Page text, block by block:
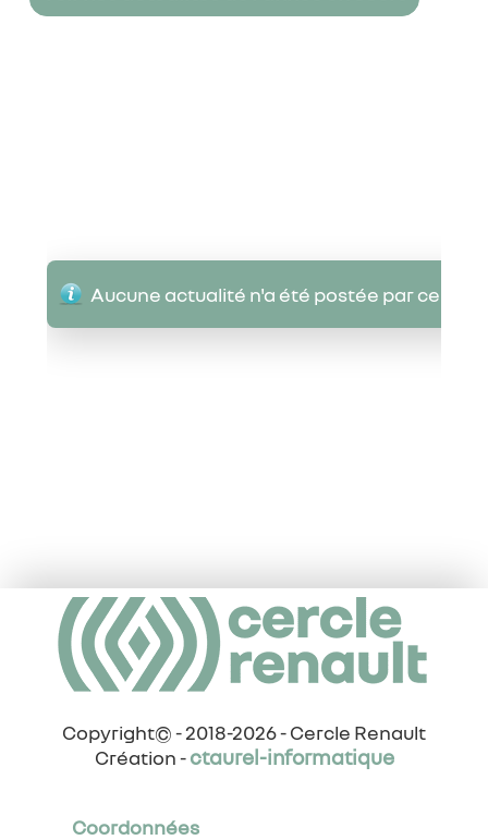
Aucune actualité n'a été postée par ce
Copyright© - 2018-2026 - Cercle Renault
Création -ctaurel-informatique
Coordonnées